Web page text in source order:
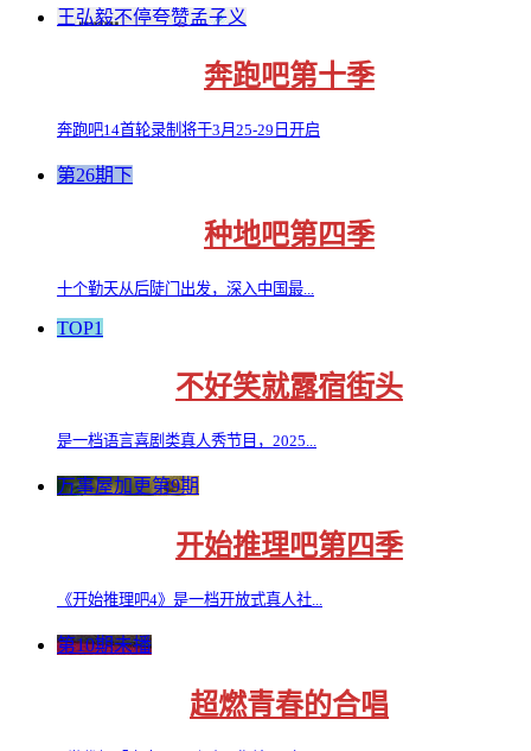
王弘毅不停夸赞孟子义
奔跑吧第十季
奔跑吧14首轮录制将于3月25-29日开启
第26期下
种地吧第四季
十个勤天从后陡门出发，深入中国最...
TOP1
不好笑就露宿街头
是一档语言喜剧类真人秀节目，2025...
万事屋加更第9期
开始推理吧第四季
《开始推理吧4》是一档开放式真人社...
第10期未播
超燃青春的合唱